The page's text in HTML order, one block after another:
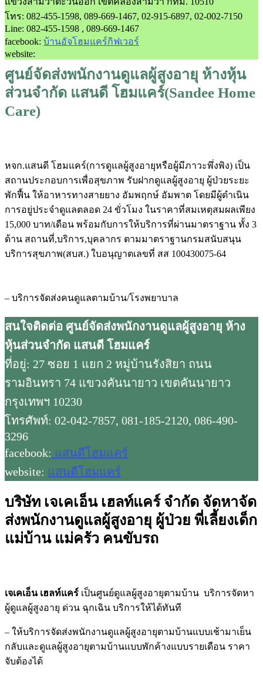
โทร: 082-455-1598, 089-669-1467, 02-915-6897, 02-002-7150
Line: 082-455-1598 , 089-669-1467
facebook: บ้านอัจโฮมแคร์กิฟเวอร์
website:
ศูนย์จัดส่งพนักงานดูแลผู้สูงอายุ ห้างหุ้น
ส่วนจำกัด แสนดี โฮมแคร์(Sandee Home
Care)
หจก.แสนดี โฮมแคร์(การดูแลผู้สูงอายุหรือผู้มีภาวะพึ่งพิง) เป็น
สถานประกอบการเพื่อสุขภาพ รับฝากดูแลผู้สูงอายุ ผู้ป่วยระยะ
พักฟื้น ให้อาหารทางสายยาง อัมพฤกษ์ อัมพาต โดยมีผู้ดำเนิน
การอยู่ประจำดูแลตลอด 24 ขั่วโมง ในราคาที่สมเหตุสมผลเพียง
15,000 บาท/เดือน พร้อมกับการให้บริการที่ผ่านมาตราฐาน ทั้ง 3
ด้าน สถานที่,บริการ,บุคลากร ตามมาตราฐานกรมสนับสนุน
บริการสุขภาพ(สบส.) ใบอนุญาตเลขที่ สส 100430075-64
– บริการจัดส่งคนดูแลตามบ้าน/โรงพยาบาล
สนใจติดต่อ ศูนย์จัดส่งพนักงานดูแลผู้สูงอายุ ห้าง
หุ้นส่วนจำกัด แสนดี โฮมแคร์
ที่อยู่: 27 ซอย 1 แยก 2 หมู่บ้านรังสิยา ถนน
รามอินทรา 74 แขวงคันนายาว เขตคันนายาว
กรุงเทพฯ 10230
โทรศัพท์: 02-042-7857, 081-185-2120, 086-490-
3296
facebook: แสนดีโฮมแคร์
website: แสนดีโฮมแคร์
บริษัท เจเคเอ็น เฮลท์แคร์ จำกัด จัดหาจัด
ส่งพนักงานดูแลผู้สูงอายุ ผู้ป่วย พี่เลี้ยงเด็ก
แม่บ้าน แม่ครัว คนขับรถ
เจเคเอ็น เฮลท์แคร์ เป็นศูนย์ดูแลผู้สูงอายุตามบ้าน บริการจัดหา
ผู้ดูแลผู้สูงอายุ ด่วน ฉุกเฉิน บริการให้ได้ทันที
– ให้บริการจัดส่งพนักงานดูแลผู้สูงอายุตามบ้านแบบเช้ามาเย็น
กลับและดูแลผู้สูงอายุตามบ้านแบบพักค้างแบบรายเดือน ราคา
จับต้องได้